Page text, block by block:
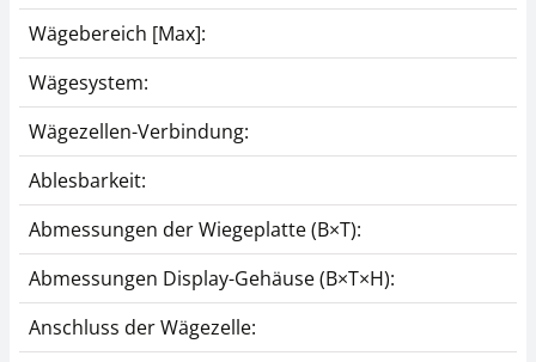
Wägebereich [Max]:
Wägesystem:
Wägezellen-Verbindung:
Ablesbarkeit:
Abmessungen der Wiegeplatte (B×T):
Abmessungen Display-Gehäuse (B×T×H):
Anschluss der Wägezelle: